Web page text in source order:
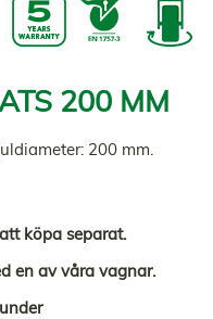
200 MM
200 mm.
köpa separat.
en av våra vagnar.